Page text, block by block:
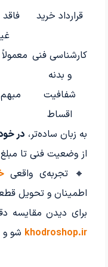
قرارداد خرید
کارشناسی فنی
و بدنه
شفافیت
اقساط
مبهم
به زبان ساده‌تر، در
از وضعیت فنی تا
🔸 تجربه‌ی واقعی
اطمینان و تحویل
برای دیدن مقایسه
khodroshop.ir شو و